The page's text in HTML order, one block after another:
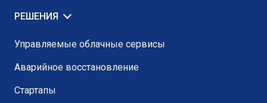
РЕШЕНИЯ
Управляемые облачные сервисы
Аварийное восстановление
Стартапы